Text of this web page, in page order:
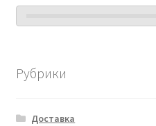
Рубрики
Доставка